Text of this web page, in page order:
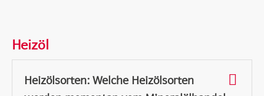
Heizöl
Heizölsorten: Welche Heizölsorten